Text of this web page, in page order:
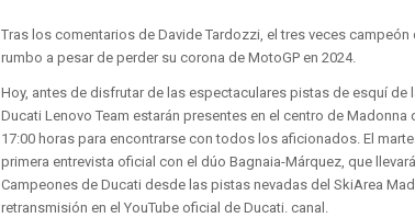
Tras los comentarios de Davide Tardozzi, el tres veces
rumbo a pesar de perder su corona de MotoGP en 2024.
Hoy, antes de disfrutar de las espectaculares pistas de esquí de
Ducati Lenovo Team estarán presentes en el centro de
17:00 horas para encontrarse con todos los aficionados. El
primera entrevista oficial con el dúo Bagnaia-Márquez, que
Campeones de Ducati desde las pistas nevadas del SkiArea
retransmisión en el YouTube oficial de Ducati. canal.